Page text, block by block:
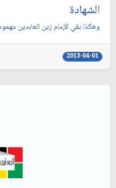
الشهادة
وهكذا بقي الإمام زين العابدين
2013-04-01